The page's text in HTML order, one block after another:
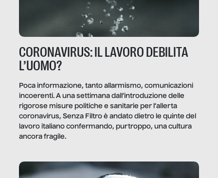
CORONAVIRUS: IL LAVORO DEBILITA
L’UOMO?
Poca informazione, tanto allarmismo, comunicazioni
incoerenti. A una settimana dall’introduzione delle
rigorose misure politiche e sanitarie per l’allerta
coronavirus, Senza Filtro è andato dietro le quinte del
lavoro italiano confermando, purtroppo, una cultura
ancora fragile.